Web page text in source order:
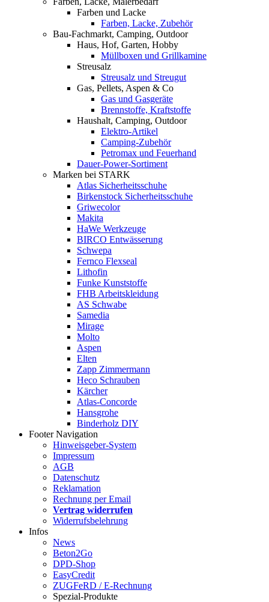
Farben und Lacke
Farben, Lacke, Zubehör
Bau-Fachmarkt, Camping, Outdoor
Haus, Hof, Garten, Hobby
Müllboxen und Grillkamine
Streusalz
Streusalz und Streugut
Gas, Pellets, Aspen & Co
Gas und Gasgeräte
Brennstoffe, Kraftstoffe
Haushalt, Camping, Outdoor
Elektro-Artikel
Camping-Zubehör
Petromax und Feuerhand
Dauer-Power-Sortiment
Marken bei STARK
Atlas Sicherheitsschuhe
Birkenstock Sicherheitsschuhe
Griwecolor
Makita
HaWe Werkzeuge
BIRCO Entwässerung
Schwepa
Fernco Flexseal
Lithofin
Funke Kunststoffe
FHB Arbeitskleidung
AS Schwabe
Samedia
Mirage
Molto
Aspen
Elten
Zapp Zimmermann
Heco Schrauben
Kärcher
Atlas-Concorde
Hansgrohe
Binderholz DIY
Footer Navigation
Hinweisgeber-System
Impressum
AGB
Datenschutz
Reklamation
Rechnung per Email
Vertrag widerrufen
Widerrufsbelehrung
Infos
News
Beton2Go
DPD-Shop
EasyCredit
ZUGFeRD / E-Rechnung
Spezial-Produkte